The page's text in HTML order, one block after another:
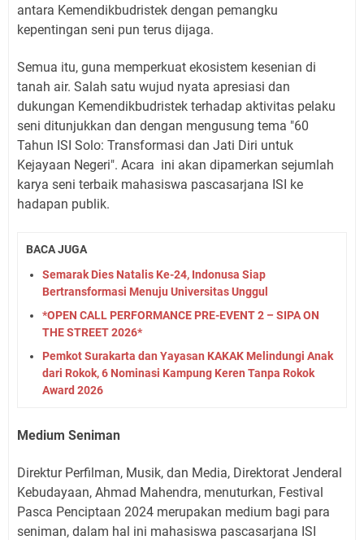
antara Kemendikbudristek dengan pemangku
kepentingan seni pun terus dijaga.
Semua itu, guna memperkuat ekosistem kesenian di
tanah air. Salah satu wujud nyata apresiasi dan
dukungan Kemendikbudristek terhadap aktivitas pelaku
seni ditunjukkan dan dengan mengusung tema "60
Tahun ISI Solo: Transformasi dan Jati Diri untuk
Kejayaan Negeri". Acara ini akan dipamerkan sejumlah
karya seni terbaik mahasiswa pascasarjana ISI ke
hadapan publik.
BACA JUGA
Semarak Dies Natalis Ke-24, Indonusa Siap
Bertransformasi Menuju Universitas Unggul
*OPEN CALL PERFORMANCE PRE-EVENT 2 – SIPA ON
THE STREET 2026*
Pemkot Surakarta dan Yayasan KAKAK Melindungi Anak
dari Rokok, 6 Nominasi Kampung Keren Tanpa Rokok
Award 2026
Medium Seniman
Direktur Perfilman, Musik, dan Media, Direktorat Jenderal
Kebudayaan, Ahmad Mahendra, menuturkan, Festival
Pasca Penciptaan 2024 merupakan medium bagi para
seniman, dalam hal ini mahasiswa pascasarjana ISI